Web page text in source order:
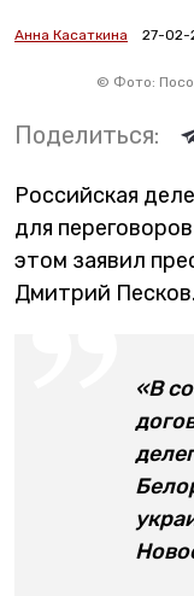
Анна Касаткина 27-02-
© Фото:
Поделиться:
Российская
для
этом заявил
Дмитрий Песков.
«В